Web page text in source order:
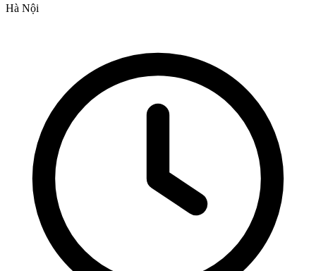
Hà Nội